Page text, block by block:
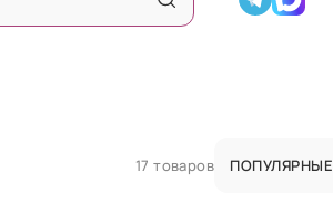
17 товаров ПОПУЛЯРНЫЕ